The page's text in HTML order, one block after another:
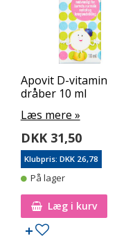
Apovit D-vitamin
dråber 10 ml
Læs mere »
DKK 31,50
Klubpris: DKK 26,78
På lager
Læg i kurv
Tilføj til ønskeseddel